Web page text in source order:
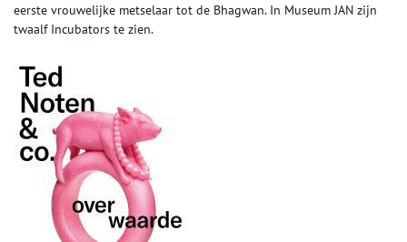
eerste vrouwelijke metselaar tot de Bhagwan. In Museum JAN zijn
twaalf Incubators te zien.